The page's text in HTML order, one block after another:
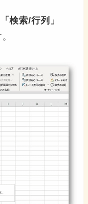
検索/行列」